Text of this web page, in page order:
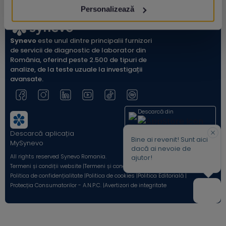
Personalizează
Synevo este unul dintre principalii furnizori
de servicii de diagnostic de laborator din
România, oferind peste 2.500 de tipuri de
analize, de la teste uzuale la investigații
avansate.
Descarcă aplicația
MySynevo
Descarcă din
All rights reserved Synevo Romania.
Termeni și condiții website |Termeni și condiții Shop Online |
Politica de confidențialitate |Politica de cookies |Politica Editorială |
Protecția Consumatorilor - A.N.P.C. |Avertizori de integritate
Bine ai revenit! Sunt aici
dacă ai nevoie de
ajutor!